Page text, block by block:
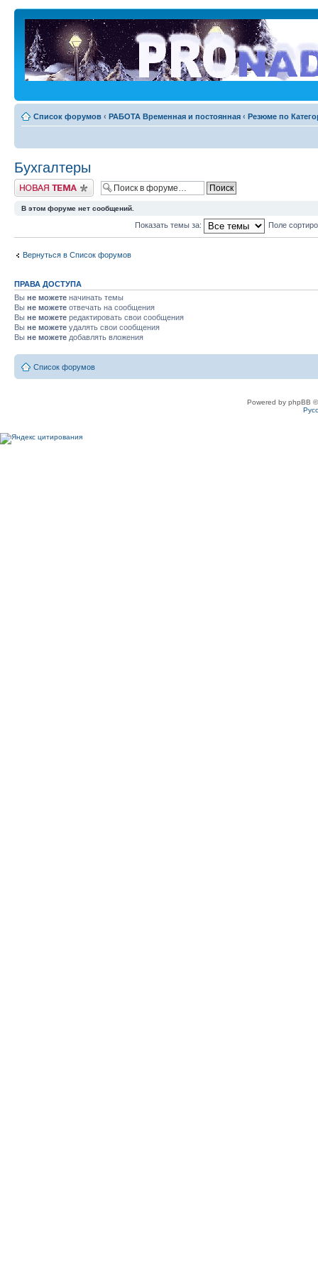
Список форумов ‹ РАБОТА Временная и постоянная ‹ Резюме по
Бухгалтеры
Новая тема
В этом форуме нет сообщений.
Показать темы за: Поле
Вернуться в Список форумов
ПРАВА ДОСТУПА
Вы не можете начинать темы
Вы не можете отвечать на сообщения
Вы не можете редактировать свои сообщения
Вы не можете удалять свои сообщения
Вы не можете добавлять вложения
Список форумов
Powered by phpBB